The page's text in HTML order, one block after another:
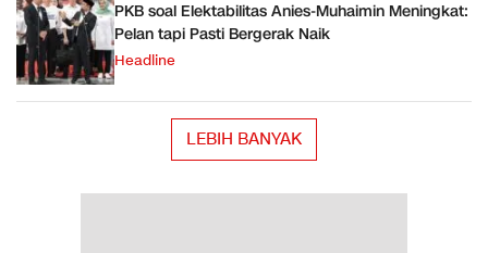
PKB soal Elektabilitas Anies-Muhaimin Meningkat:
Pelan tapi Pasti Bergerak Naik
Headline
LEBIH BANYAK